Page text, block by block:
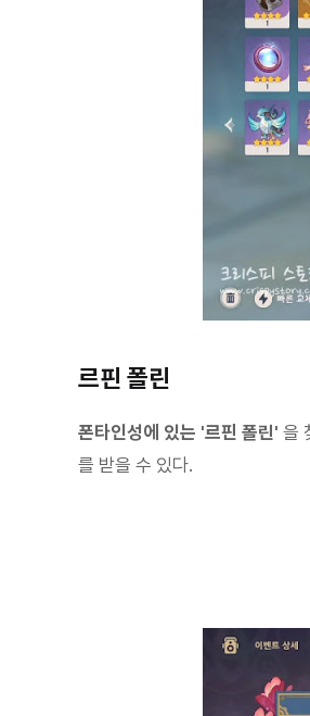
르핀 폴린
폰타인성에 있는 '르핀 폴린' 을
를 받을 수 있다.